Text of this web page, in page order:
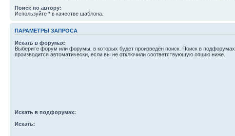
Поиск по автору:
Используйте * в качестве шаблона.
ПАРАМЕТРЫ ЗАПРОСА
Искать в форумах:
Выберите форум или форумы, в которых будет произведён поиск. Поиск в подфорумах
производится автоматически, если вы не отключили соответствующую опцию ниже.
Искать в подфорумах:
Искать: